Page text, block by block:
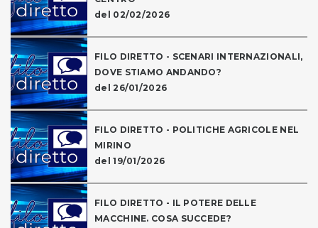
del 02/02/2026
FILO DIRETTO - SCENARI INTERNAZIONALI,
DOVE STIAMO ANDANDO?
del 26/01/2026
FILO DIRETTO - POLITICHE AGRICOLE NEL
MIRINO
del 19/01/2026
FILO DIRETTO - IL POTERE DELLE
MACCHINE. COSA SUCCEDE?